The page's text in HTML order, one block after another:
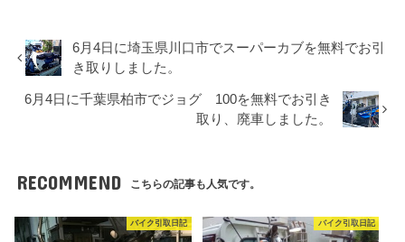
6月4日に埼玉県川口市でスーパーカブを無料でお引
き取りしました。
6月4日に千葉県柏市でジョグ 100を無料でお引き
取り、廃車しました。
RECOMMEND こちらの記事も人気です。
バイク引取日記 バイク引取日記